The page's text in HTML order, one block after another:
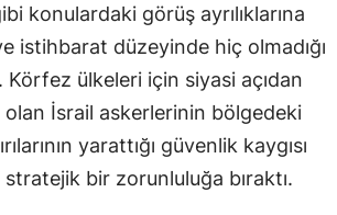
konulardaki görüş ayrılıklarına
istihbarat düzeyinde hiç olmadığı
ülkeleri için siyasi açıdan
İsrail askerlerinin bölgedeki
yarattığı güvenlik kaygısı
bir zorunluluğa bıraktı.